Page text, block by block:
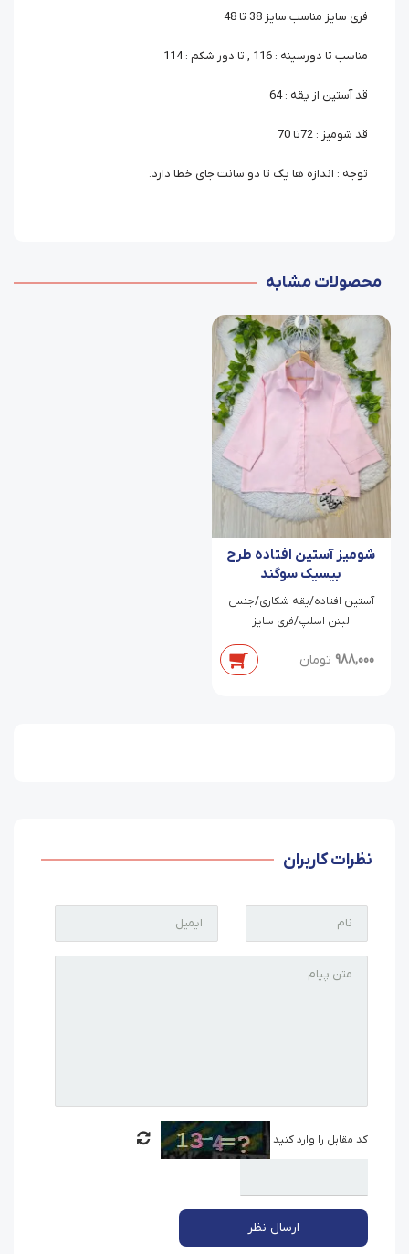
فری سایز مناسب سایز 38 تا 48
مناسب تا دورسینه : 116 , تا دور شکم : 114
قد آستین از یقه : 64
قد شومیز : 72تا 70
توجه : اندازه ها یک تا دو سانت جای خطا دارد.
محصولات مشابه
شومیز آستین افتاده طرح
بیسیک سوگند
آستین افتاده/یقه شکاری/جنس
لینن اسلپ/فری سایز
988,000 تومان
نظرات کاربران
کد مقابل را وارد کنید
ارسال نظر